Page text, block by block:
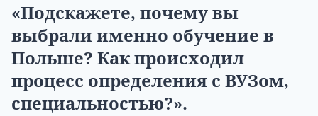
«Подскажете, почему вы
выбрали именно обучение в
Польше? Как происходил
процесс определения с ВУЗом,
специальностью?».